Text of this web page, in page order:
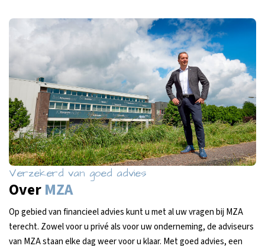
Verzekerd van goed advies
OverMZA
Op gebied van financieel advies kunt u met al uw vragen bij MZA
terecht. Zowel voor u privé als voor uw onderneming, de adviseurs
van MZA staan elke dag weer voor u klaar. Met goed advies, een